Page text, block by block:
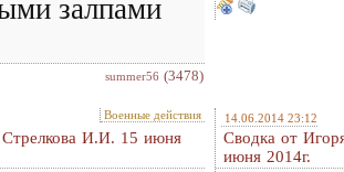
залпами
summer56 (3478)
Военные действия
Стрелкова И.И. 15 июня
14.06.2014 23:12
Сводка от
июня 2014г.